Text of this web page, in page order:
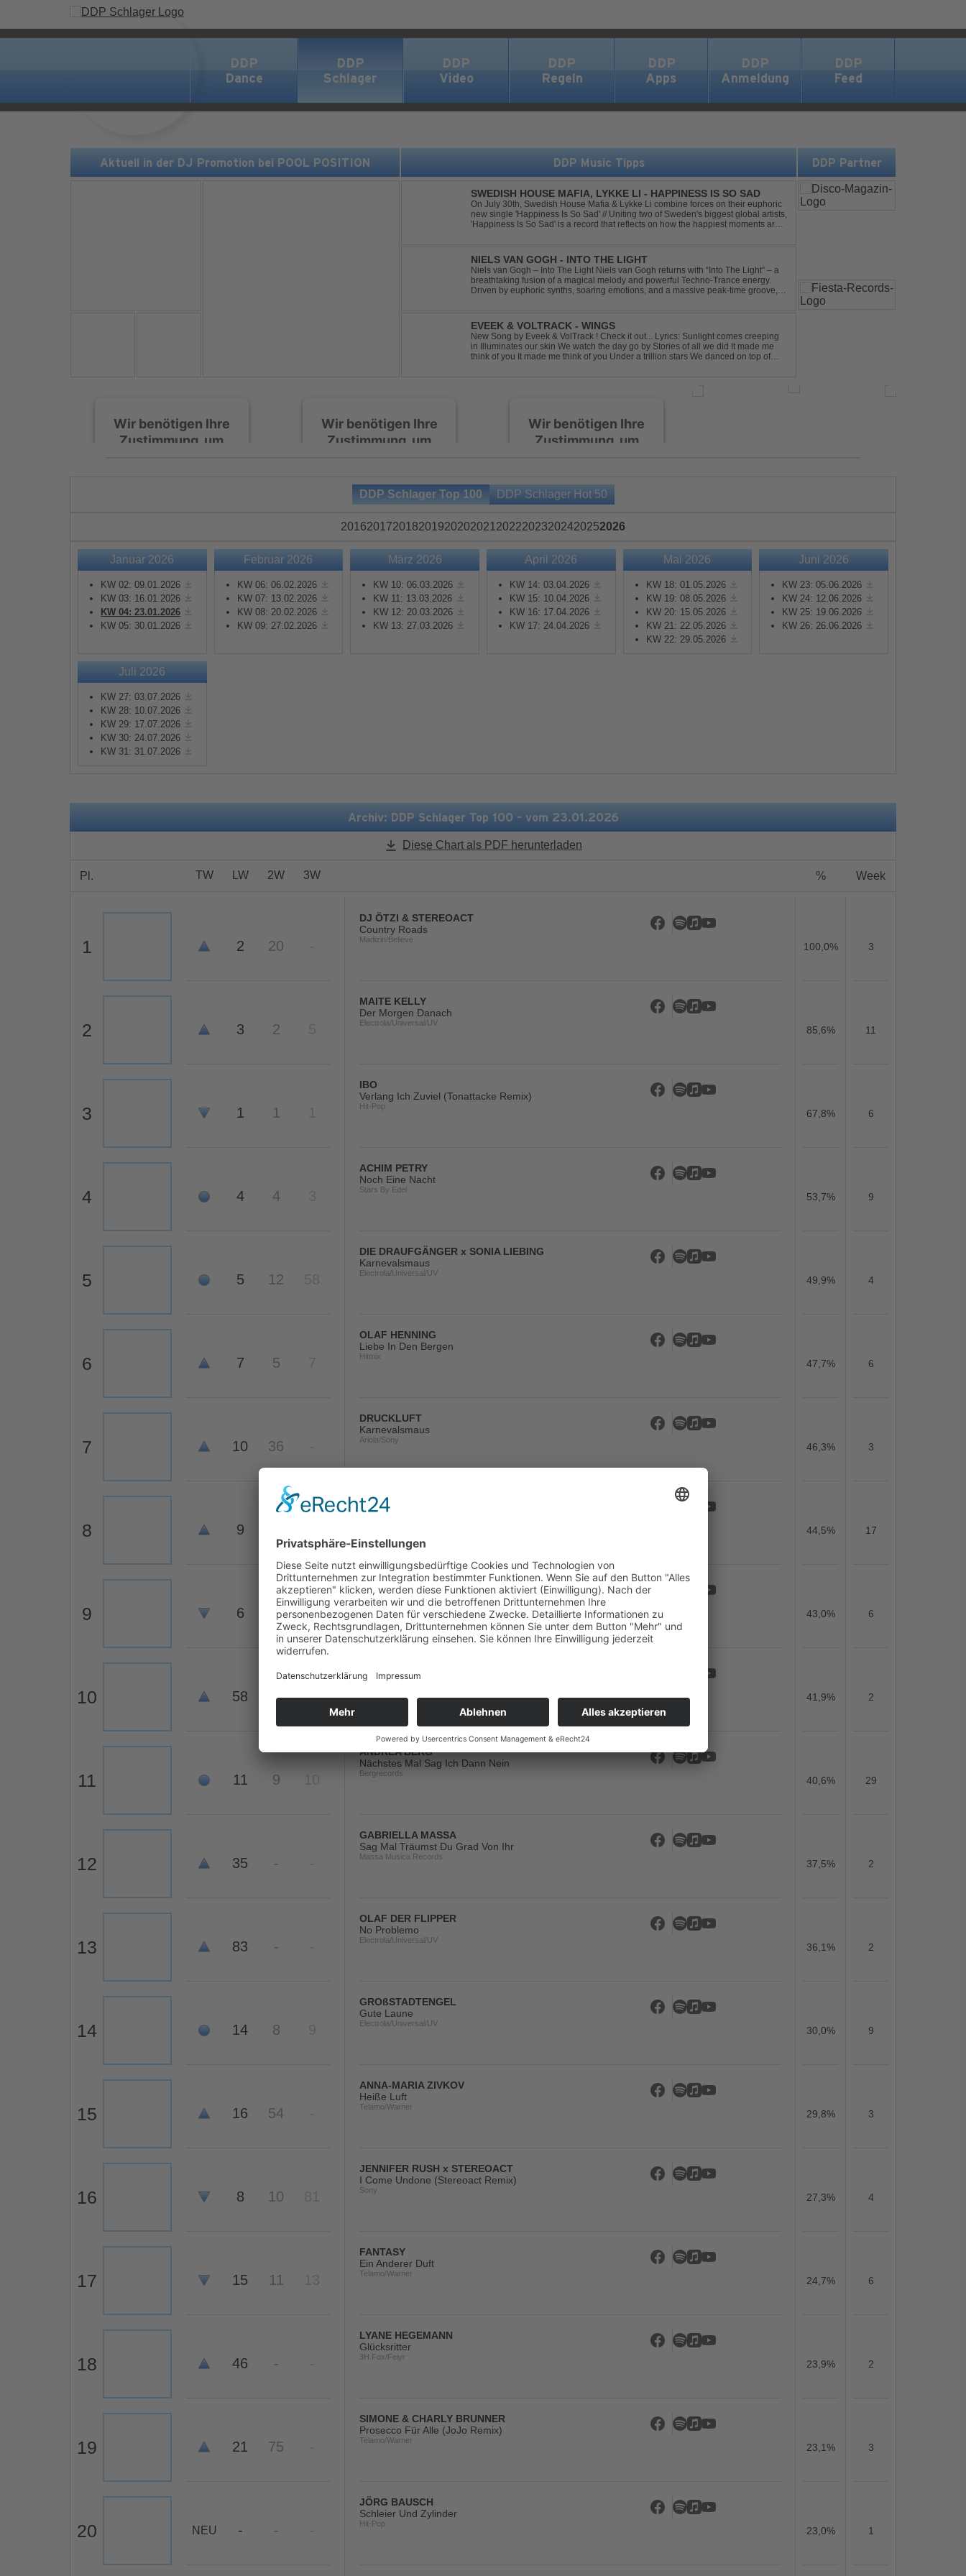
DDP
Dance
DDP
Schlager
DDP
Video
DDP
Regeln
DDP
Apps
DDP
Anmeldung
DDP
Feed
Aktuell in der DJ Promotion bei POOL POSITION DDP Music Tipps
SWEDISH HOUSE MAFIA, LYKKE LI - HAPPINESS IS SO SAD
On July 30th, Swedish House Mafia & Lykke Li combine forces on their euphoric
new single 'Happiness Is So Sad' // Uniting two of Sweden's biggest global artists,
'Happiness Is So Sad' is a record that reflects on how the happiest moments are
NIELS VAN GOGH - INTO THE LIGHT
Niels van Gogh – Into The Light Niels van Gogh returns with “Into The Light” – a
breathtaking fusion of a magical melody and powerful Techno-Trance energy.
Driven by euphoric synths, soaring emotions, and a massive peak-time groove,
EVEEK & VOLTRACK - WINGS
New Song by Eveek & VolTrack ! Check it out... Lyrics: Sunlight comes creeping
in Illuminates our skin We watch the day go by Stories of all we did It made me
think of you It made me think of you Under a trillion stars We danced on top of
DDP Partner
Wir benötigen Ihre
Zustimmung, um
Daten zu Ihren
Aktivitäten sammeln.
Bitte lesen Sie die Details
durch und stimmen Sie
der Nutzung des Service
zu, um diese Inhalte
Mehr Informationen
Akzeptieren
powered byUsercentrics
Consent Management
Wir benötigen Ihre
Zustimmung, um
Wir verwenden Spotify,
um Inhalte einzubetten.
Daten zu Ihren
Aktivitäten sammeln.
Bitte lesen Sie die Details
durch und stimmen Sie
der Nutzung des Service
zu, um diese Inhalte
Wir benötigen Ihre
Zustimmung, um
Wir verwenden Spotify,
um Inhalte einzubetten.
Daten zu Ihren
Aktivitäten sammeln.
Bitte lesen Sie die Details
durch und stimmen Sie
der Nutzung des Service
zu, um diese Inhalte
DDP Schlager Top 100 DDP Schlager Hot 50
201620172018201920202021 20222023202420252026
Januar 2026
KW 02: 09.01.2026
KW 03: 16.01.2026
KW 04: 23.01.2026
KW 05: 30.01.2026
Februar 2026
KW 06: 06.02.2026
KW 07: 13.02.2026
KW 08: 20.02.2026
KW 09: 27.02.2026
März 2026
KW 10: 06.03.2026
KW 11: 13.03.2026
KW 12: 20.03.2026
KW 13: 27.03.2026
April 2026
KW 14: 03.04.2026
KW 15: 10.04.2026
KW 16: 17.04.2026
KW 17: 24.04.2026
Mai 2026
KW 18: 01.05.2026
KW 19: 08.05.2026
KW 20: 15.05.2026
KW 21: 22.05.2026
KW 22: 29.05.2026
Juni 2026
KW 23: 05.06.2026
KW 24: 12.06.2026
KW 25: 19.06.2026
KW 26: 26.06.2026
Juli 2026
KW 27: 03.07.2026
KW 28: 10.07.2026
KW 29: 17.07.2026
KW 30: 24.07.2026
KW 31: 31.07.2026
Archiv: DDP Schlager Top 100 - vom 23.01.2026
Diese Chart als PDF herunterladen
Pl. TW LW 2W 3W % Week
1 2 20
DJ ÖTZI & STEREOACT
Country Roads
Madizin/Believe
100,0% 3
2 3 2
MAITE KELLY
Der Morgen Danach
Electrola/Universal/UV
85,6% 11
3 1 1
IBO
Verlang Ich Zuviel (Tonattacke Remix)
Hit-Pop
67,8% 6
4 4 4
ACHIM PETRY
Noch Eine Nacht
Stars By Edel
53,7% 9
5 5 12
DIE DRAUFGÄNGER x SONIA LIEBING
Karnevalsmaus
Electrola/Universal/UV
49,9% 4
6 7 5
OLAF HENNING
Liebe In Den Bergen
Hitmix
47,7% 6
7 10 36
DRUCKLUFT
Karnevalsmaus
Ariola/Sony
46,3% 3
8 9
ANNA-MARIA ZIMMERMANN
Nicht Verboten Sein
44,5% 17
9 6 3 2
DIE DRAUFGÄNGER & VINCENT GROSS
Ski-Twist
Electrola/Universal/UV
43,0% 6
10 58 - -
Mit Dir Für Immer Siebzehn
41,9% 2
11 11 9 10
ANDREA BERG
Nächstes Mal Sag Ich Dann Nein
Bergrecords
40,6% 29
12 35 -
GABRIELLA MASSA
Sag Mal Träumst Du Grad Von Ihr
Massa Musica Records
37,5% 2
13 83 -
OLAF DER FLIPPER
No Problemo
Electrola/Universal/UV
36,1% 2
14 14 8
GROßSTADTENGEL
Gute Laune
Electrola/Universal/UV
30,0% 9
15 16 54
ANNA-MARIA ZIVKOV
Heiße Luft
Telamo/Warner
29,8% 3
16 8 10
JENNIFER RUSH x STEREOACT
I Come Undone (Stereoact Remix)
Sony
27,3% 4
17 15 11
FANTASY
Ein Anderer Duft
Telamo/Warner
24,7% 6
18 46 -
LYANE HEGEMANN
Glücksritter
3H Fox/Feiyr
23,9% 2
19 21 75
SIMONE & CHARLY BRUNNER
Prosecco Für Alle (JoJo Remix)
Telamo/Warner
23,1% 3
20 NEU - -
JÖRG BAUSCH
Schleier Und Zylinder
Hit-Pop
23,0% 1